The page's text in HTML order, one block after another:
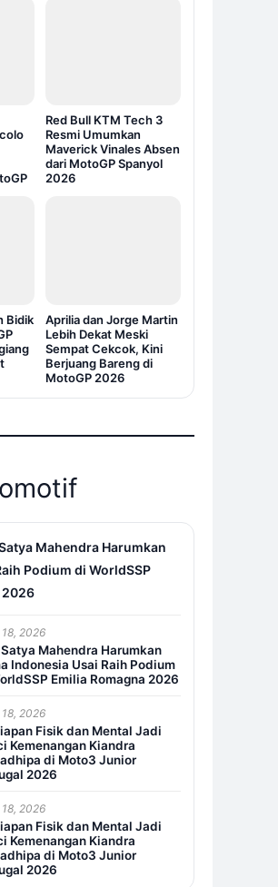
Red Bull KTM Tech 3
Resmi Umumkan
Maverick Vinales Absen
dari MotoGP Spanyol
2026
Bidik
Aprilia dan Jorge Martin
Lebih Dekat Meski
Sempat Cekcok, Kini
Berjuang Bareng di
MotoGP 2026
Mahendra Harumkan
Podium di WorldSSP
2026
2026
Mahendra Harumkan
Indonesia Usai Raih Podium
Emilia Romagna 2026
2026
Fisik dan Mental Jadi
Kemenangan Kiandra
di Moto3 Junior
2026
2026
Fisik dan Mental Jadi
Kemenangan Kiandra
di Moto3 Junior
2026